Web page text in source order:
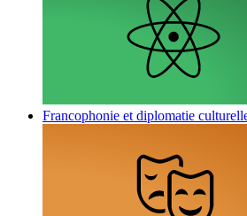
Francophonie et diplomatie